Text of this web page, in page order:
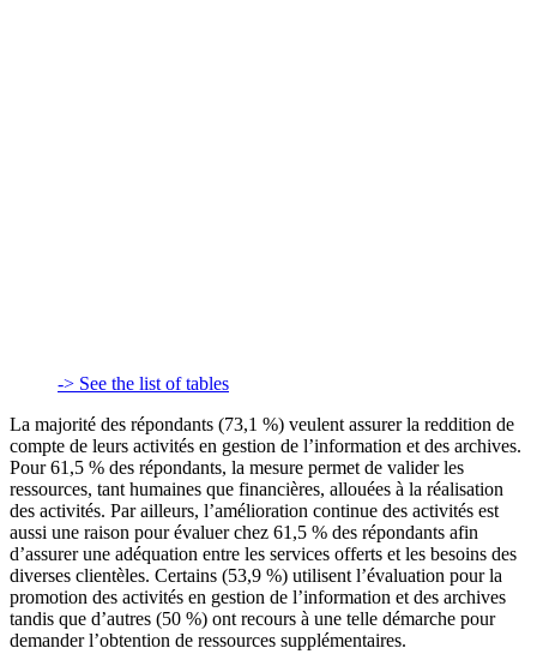
-> See the list of tables
La majorité des répondants (73,1 %) veulent assurer la reddition de
compte de leurs activités en gestion de l’information et des archives.
Pour 61,5 % des répondants, la mesure permet de valider les
ressources, tant humaines que financières, allouées à la réalisation
des activités. Par ailleurs, l’amélioration continue des activités est
aussi une raison pour évaluer chez 61,5 % des répondants afin
d’assurer une adéquation entre les services offerts et les besoins des
diverses clientèles. Certains (53,9 %) utilisent l’évaluation pour la
promotion des activités en gestion de l’information et des archives
tandis que d’autres (50 %) ont recours à une telle démarche pour
demander l’obtention de ressources supplémentaires.